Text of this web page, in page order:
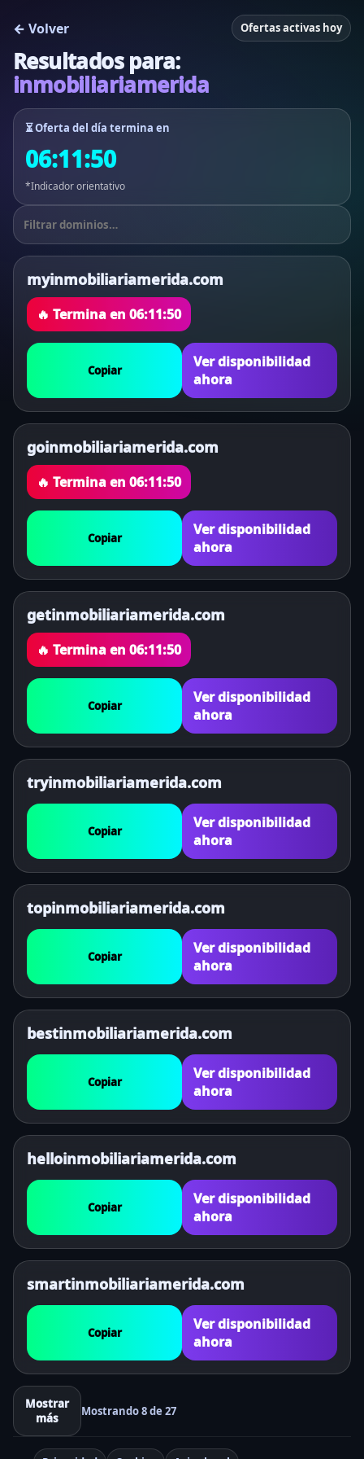
← Volver Ofertas activas hoy
Resultados para:
inmobiliariamerida
⏳ Oferta del día termina en
06:11:50
*Indicador orientativo
myinmobiliariamerida.com
🔥 Termina en 06:11:50
Copiar
Ver disponibilidad
ahora
goinmobiliariamerida.com
🔥 Termina en 06:11:50
Copiar
Ver disponibilidad
ahora
getinmobiliariamerida.com
🔥 Termina en 06:11:50
Copiar
Ver disponibilidad
ahora
tryinmobiliariamerida.com
Copiar
Ver disponibilidad
ahora
topinmobiliariamerida.com
Copiar
Ver disponibilidad
ahora
bestinmobiliariamerida.com
Copiar
Ver disponibilidad
ahora
helloinmobiliariamerida.com
Copiar
Ver disponibilidad
ahora
smartinmobiliariamerida.com
Copiar
Ver disponibilidad
ahora
Mostrar
más
Mostrando 8 de 27